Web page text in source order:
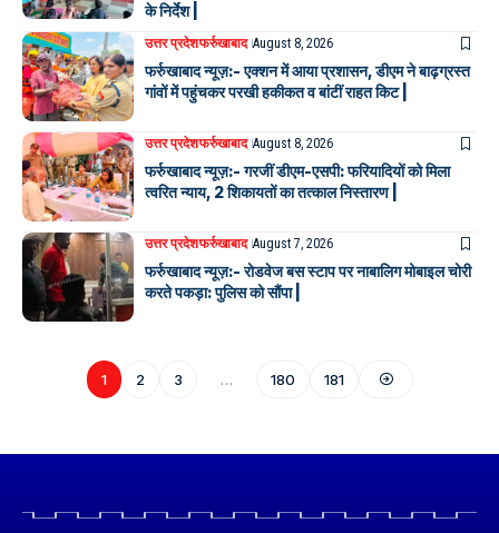
के निर्देश |
उत्तर प्रदेशफर्रुखाबाद August 8, 2026
फर्रुखाबाद न्यूज़:- एक्शन में आया प्रशासन, डीएम ने बाढ़ग्रस्त
गांवों में पहुंचकर परखी हकीकत व बांटीं राहत किट |
उत्तर प्रदेशफर्रुखाबाद August 8, 2026
फर्रुखाबाद न्यूज़:- गरजीं डीएम-एसपी: फरियादियों को मिला
त्वरित न्याय, 2 शिकायतों का तत्काल निस्तारण |
उत्तर प्रदेशफर्रुखाबाद August 7, 2026
फर्रुखाबाद न्यूज़:- रोडवेज बस स्टाप पर नाबालिग मोबाइल चोरी
करते पकड़ा: पुलिस को सौंपा |
1 2 3 … 180 181